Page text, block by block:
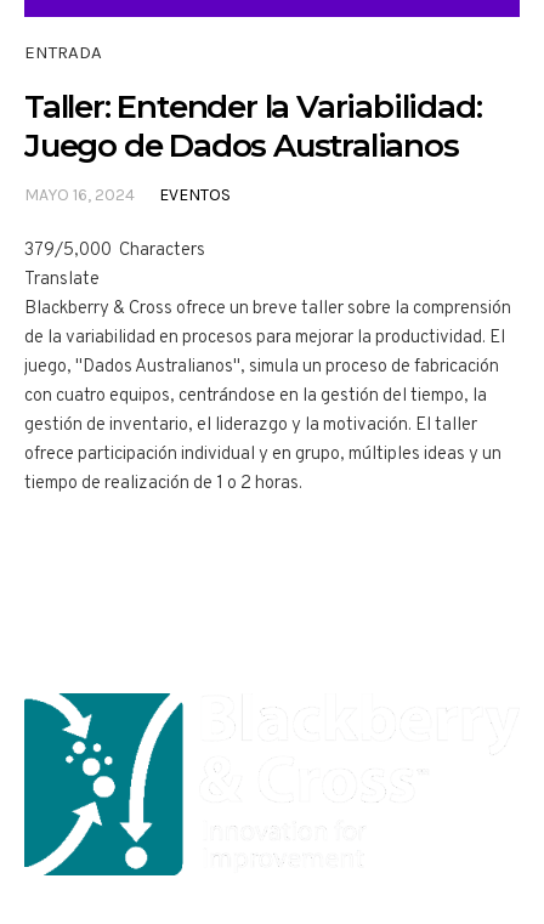
ENTRADA
Taller: Entender la Variabilidad:
Juego de Dados Australianos
MAYO 16, 2024 EVENTOS
379/5,000 Characters
Translate
Blackberry & Cross ofrece un breve taller sobre la comprensión
de la variabilidad en procesos para mejorar la productividad. El
juego, "Dados Australianos", simula un proceso de fabricación
con cuatro equipos, centrándose en la gestión del tiempo, la
gestión de inventario, el liderazgo y la motivación. El taller
ofrece participación individual y en grupo, múltiples ideas y un
tiempo de realización de 1 o 2 horas.